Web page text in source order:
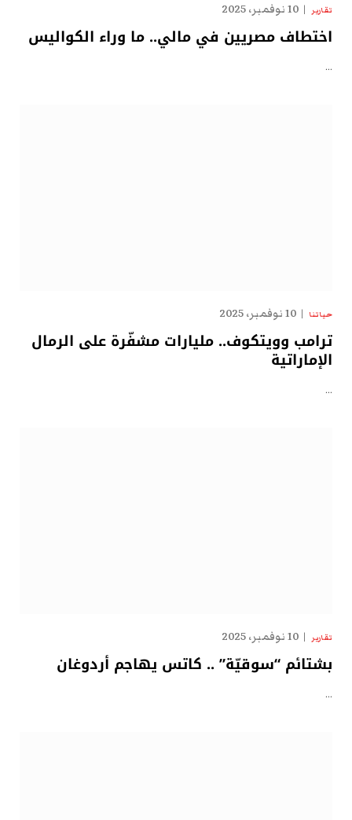
تقارير 10 نوفمبر، 2025
اختطاف مصريين في مالي.. ما وراء الكواليس
…
حياتنا 10 نوفمبر، 2025
ترامب وويتكوف.. مليارات مشفّرة على الرمال
الإماراتية
…
تقارير 10 نوفمبر، 2025
بشتائم “سوقيّة” .. كاتس يهاجم أردوغان
…